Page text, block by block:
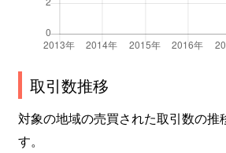
取引数推移
対象の地域の売買された取引数の推
す。